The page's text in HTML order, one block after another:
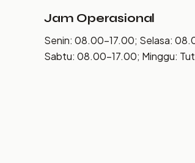
Jam Operasional
Senin: 08.00–17.00; Selasa:
Sabtu: 08.00–17.00; Minggu: